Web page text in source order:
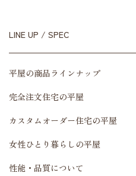
LINE UP / SPEC
平屋の商品ラインナップ
完全注文住宅の平屋
カスタムオーダー住宅の平屋
女性ひとり暮らしの平屋
性能・品質について